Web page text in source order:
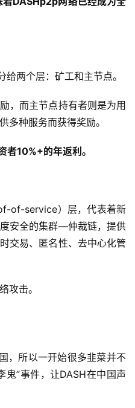
两个层：矿工和主节点。
，而主节点持有者则是为用
多种服务而获得奖励。
者10%+的年返利。
of-service）层，代表着新
安全的集群—仲裁链，提供
交易、匿名性、去中心化管
攻击。
，所以一开始很多韭菜并不
鬼”事件，让DASH在中国声